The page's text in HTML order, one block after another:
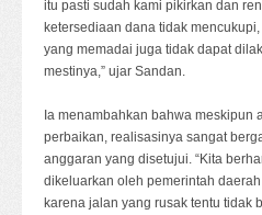
itu pasti sudah kami pikirkan dan
ketersediaan dana tidak
yang memadai juga tidak dapat
mestinya,” ujar Sandan.
Ia menambahkan bahwa meskipun
perbaikan, realisasinya sangat
anggaran yang disetujui. “Kita
dikeluarkan oleh pemerintah
karena jalan yang rusak tentu tidak